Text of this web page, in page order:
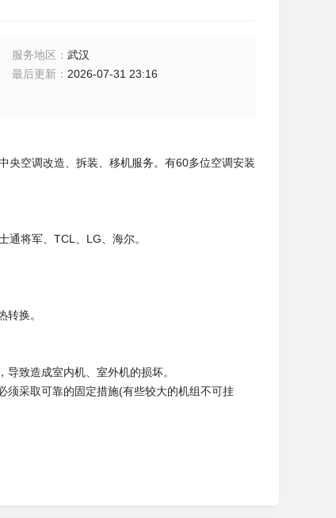
服务地区 ：武汉
最后更新 ： 2026-07-31 23:16
空调改造、拆装、移机服务。有60多位空调安装
通将军、TCL、LG、海尔。
换。
致造成室内机、室外机的损坏。
须采取可靠的固定措施(有些较大的机组不可挂